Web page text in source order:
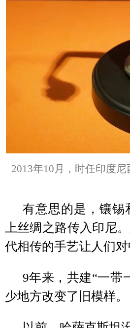
2013年10月，时任印度
有意思的是，镶锡
上丝绸之路传入印尼
代相传的手艺让人们
9年来，共建“一带
少地方改变了旧模样。